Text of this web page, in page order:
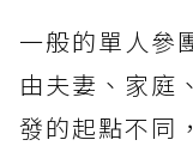
一般的單人參
由夫妻、家庭
發的起點不同